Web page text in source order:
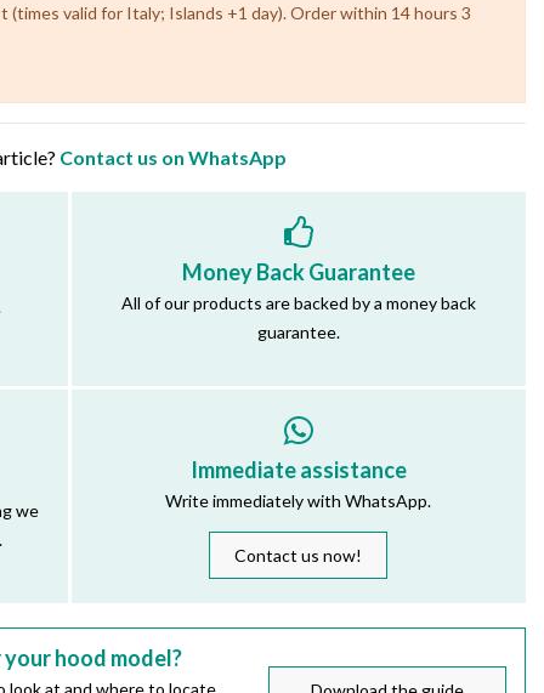
(times valid for Italy; Islands +1 day). Order within 14 hours 3
Contact us on WhatsApp
Money Back Guarantee
All of our products are backed by a money back
guarantee.
we
Immediate assistance
Write immediately with WhatsApp.
Contact us now!
hood model?